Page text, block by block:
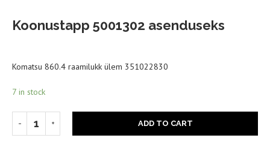
Koonustapp 5001302 asenduseks
Komatsu 860.4 raamilukk ülem 351022830
7 in stock
ADD TO CART